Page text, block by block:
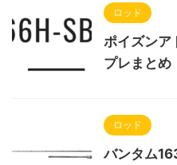
ロッド
ポイズン
プレまとめ
ロッド
バンタム